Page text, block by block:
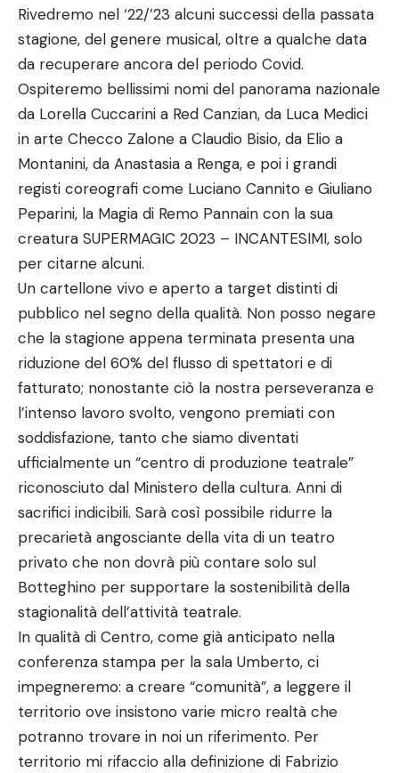
Rivedremo nel ‘22/’23 alcuni successi della passata
stagione, del genere musical, oltre a qualche data
da recuperare ancora del periodo Covid.
Ospiteremo bellissimi nomi del panorama nazionale
da Lorella Cuccarini a Red Canzian, da Luca Medici
in arte Checco Zalone a Claudio Bisio, da Elio a
Montanini, da Anastasia a Renga, e poi i grandi
registi coreografi come Luciano Cannito e Giuliano
Peparini, la Magia di Remo Pannain con la sua
creatura SUPERMAGIC 2023 – INCANTESIMI, solo
per citarne alcuni.
Un cartellone vivo e aperto a target distinti di
pubblico nel segno della qualità. Non posso negare
che la stagione appena terminata presenta una
riduzione del 60% del flusso di spettatori e di
fatturato; nonostante ciò la nostra perseveranza e
l’intenso lavoro svolto, vengono premiati con
soddisfazione, tanto che siamo diventati
ufficialmente un “centro di produzione teatrale”
riconosciuto dal Ministero della cultura. Anni di
sacrifici indicibili. Sarà così possibile ridurre la
precarietà angosciante della vita di un teatro
privato che non dovrà più contare solo sul
Botteghino per supportare la sostenibilità della
stagionalità dell’attività teatrale.
In qualità di Centro, come già anticipato nella
conferenza stampa per la sala Umberto, ci
impegneremo: a creare “comunità”, a leggere il
territorio ove insistono varie micro realtà che
potranno trovare in noi un riferimento. Per
territorio mi rifaccio alla definizione di Fabrizio